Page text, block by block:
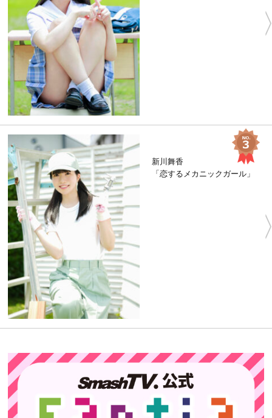
新川舞香
「恋するメカニックガール」